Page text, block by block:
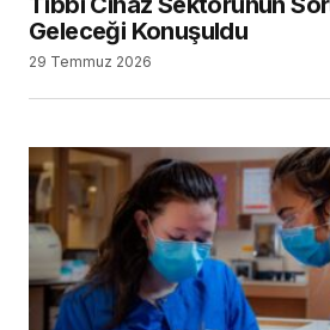
Geleceği Konuşuldu
29 Temmuz 2026